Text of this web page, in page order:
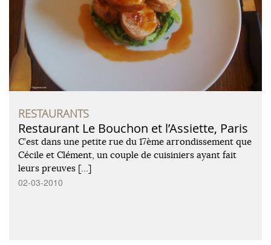
RESTAURANTS
Restaurant Le Bouchon et l’Assiette, Paris
C’est dans une petite rue du 17ème arrondissement que
Cécile et Clément, un couple de cuisiniers ayant fait
leurs preuves […]
02-03-2010